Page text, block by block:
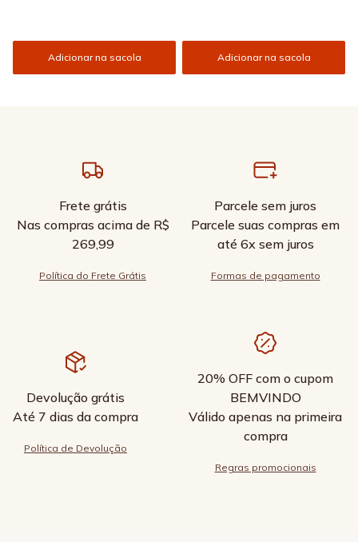
Adicionar na sacola Adicionar na sacola
Frete grátis
Nas compras acima de R$
269,99
Política do Frete Grátis
Parcele sem juros
Parcele suas compras em
até 6x sem juros
Formas de pagamento
Devolução grátis
Até 7 dias da compra
Política de Devolução
20% OFF com o cupom
BEMVINDO
Válido apenas na primeira
compra
Regras promocionais